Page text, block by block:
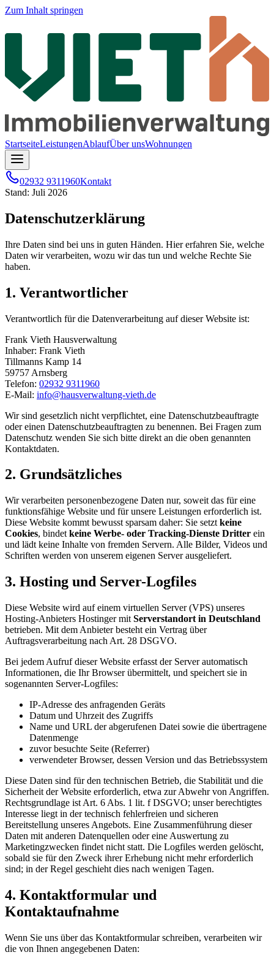
Zum Inhalt springen
StartseiteLeistungenAblaufÜber unsWohnungen
02932 9311960Kontakt
Stand: Juli 2026
Datenschutzerklärung
Ihre Daten sind bei uns in guten Händen. Hier erfahren Sie, welche
Daten wir verarbeiten, wozu wir das tun und welche Rechte Sie
haben.
1. Verantwortlicher
Verantwortlich für die Datenverarbeitung auf dieser Website ist:
Frank Vieth Hausverwaltung
Inhaber: Frank Vieth
Tillmanns Kamp 14
59757 Arnsberg
Telefon: 02932 9311960
E-Mail: info@hausverwaltung-vieth.de
Wir sind gesetzlich nicht verpflichtet, eine Datenschutzbeauftragte
oder einen Datenschutzbeauftragten zu benennen. Bei Fragen zum
Datenschutz wenden Sie sich bitte direkt an die oben genannten
Kontaktdaten.
2. Grundsätzliches
Wir verarbeiten personenbezogene Daten nur, soweit das für eine
funktionsfähige Website und für unsere Leistungen erforderlich ist.
Diese Website kommt bewusst sparsam daher: Sie setzt keine
Cookies, bindet keine Werbe- oder Tracking-Dienste Dritter ein
und lädt keine Inhalte von fremden Servern. Alle Bilder, Videos und
Schriften werden von unserem eigenen Server ausgeliefert.
3. Hosting und Server-Logfiles
Diese Website wird auf einem virtuellen Server (VPS) unseres
Hosting-Anbieters Hostinger mit Serverstandort in Deutschland
betrieben. Mit dem Anbieter besteht ein Vertrag über
Auftragsverarbeitung nach Art. 28 DSGVO.
Bei jedem Aufruf dieser Website erfasst der Server automatisch
Informationen, die Ihr Browser übermittelt, und speichert sie in
sogenannten Server-Logfiles:
IP-Adresse des anfragenden Geräts
Datum und Uhrzeit des Zugriffs
Name und URL der abgerufenen Datei sowie die übertragene
Datenmenge
zuvor besuchte Seite (Referrer)
verwendeter Browser, dessen Version und das Betriebssystem
Diese Daten sind für den technischen Betrieb, die Stabilität und die
Sicherheit der Website erforderlich, etwa zur Abwehr von Angriffen.
Rechtsgrundlage ist Art. 6 Abs. 1 lit. f DSGVO; unser berechtigtes
Interesse liegt in der technisch fehlerfreien und sicheren
Bereitstellung unseres Angebots. Eine Zusammenführung dieser
Daten mit anderen Datenquellen oder eine Auswertung zu
Marketingzwecken findet nicht statt. Die Logfiles werden gelöscht,
sobald sie für den Zweck ihrer Erhebung nicht mehr erforderlich
sind; in der Regel geschieht dies nach wenigen Tagen.
4. Kontaktformular und
Kontaktaufnahme
Wenn Sie uns über das Kontaktformular schreiben, verarbeiten wir
die von Ihnen angegebenen Daten: